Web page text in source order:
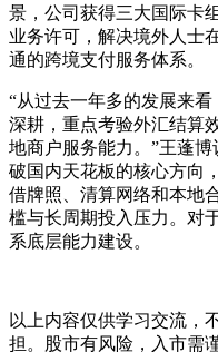
景，公司获得三大国际卡
业务许可，解决境外人士
通的跨境支付服务体系。
“从过去一年多的发展来
深耕，重点考验外汇结算
地商户服务能力。”王蓬
破国内天花板的核心方向
借牌照、清算网络和本地
槛与长周期投入压力。对
系底层能力建设。
以上内容仅供学习交流，
担。股市有风险，入市需